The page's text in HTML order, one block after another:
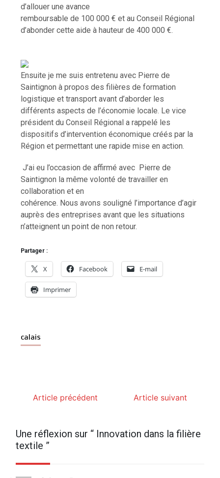
d’allouer une avance
remboursable de 100 000 € et au Conseil Régional
d’abonder cette aide à hauteur de 400 000 €.
Ensuite je me suis entretenu avec Pierre de
Saintignon à propos des filières de formation
logistique et transport avant d’aborder les
différents aspects de l’économie locale. Le vice
président du Conseil Régional a rappelé les
dispositifs d’intervention économique créés par la
Région et permettant une rapide mise en action.
J’ai eu l’occasion de affirmé avec Pierre de
Saintignon la même volonté de travailler en
collaboration et en
cohérence. Nous avons souligné l’importance d’agir
auprès des entreprises avant que les situations
n’atteignent un point de non retour.
Partager :
X Facebook E-mail
Imprimer
calais
Article précédent Article suivant
Une réflexion sur “ Innovation dans la filière
textile ”